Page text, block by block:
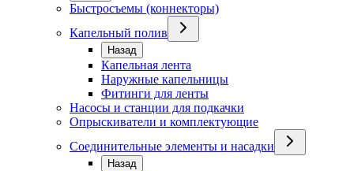
Быстросъемы (коннекторы)
Капельный полив
Назад
Капельная лента
Наружные капельницы
Фитинги для ленты
Насосы и станции для подкачки
Опрыскиватели и комплектующие
Соединительные элементы и насадки
Назад